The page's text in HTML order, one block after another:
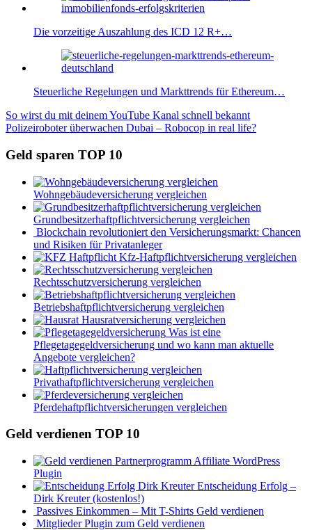
Die vorzeitige Auszahlung des ICD 12 R+…
Steuerliche Regelungen und Markttrends für Ethereum…
Beitragsnavigation
Vorheriger
Beitrag:
So wirst du mit deinem YouTube Kanal schnell bekannt
Nächster
Polizeiroboter überwachen Dubai – Robocop in real life?
Geld sparen TOP 10
Wohngebäudeversicherung vergleichen
Grundbesitzerhaftpflichtversicherung vergleichen
Blockchain revolutioniert den Versicherungsmarkt: Chancen
und Risiken für Privatanleger
Kfz-Haftpflichtversicherung vergleichen
Rechtsschutzversicherung vergleichen
Betriebshaftpflichtversicherung vergleichen
Hausratversicherung vergleichen
Was ist eine
Pflegetagegeldversicherung und wo kann man aktuelle
Angebote vergleichen?
Privathaftpflichtversicherung vergleichen
Pferdehaftpflichtversicherungen vergleichen
Geld verdienen TOP 10
Affiliate WordPress
Plugin
Entscheidung Erfolg –
Dirk Kreuter (kostenlos!)
Passives Einkommen – Mit T-Shirts Geld verdienen
Mitglieder Plugin zum Geld verdienen